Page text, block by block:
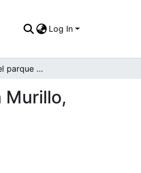
Log In
De paseo por el parque del acueducto de San Antonio, Aixa Murillo, su hijo Diego y Mario Castrillón
Murillo,